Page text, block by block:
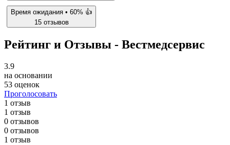
Время ожидания • 60% 👍
15 отзывов
Рейтинг и Отзывы - Вестмедсервис
3.9
на основании
53 оценок
Проголосовать
1 отзыв
1 отзыв
0 отзывов
0 отзывов
1 отзыв